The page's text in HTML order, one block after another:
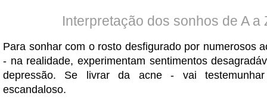
Interpretação dos sonhos de A a
Para sonhar com o rosto desfigurado por numerosos
- na realidade, experimentam sentimentos
depressão. Se livrar da acne - vai
escandaloso.